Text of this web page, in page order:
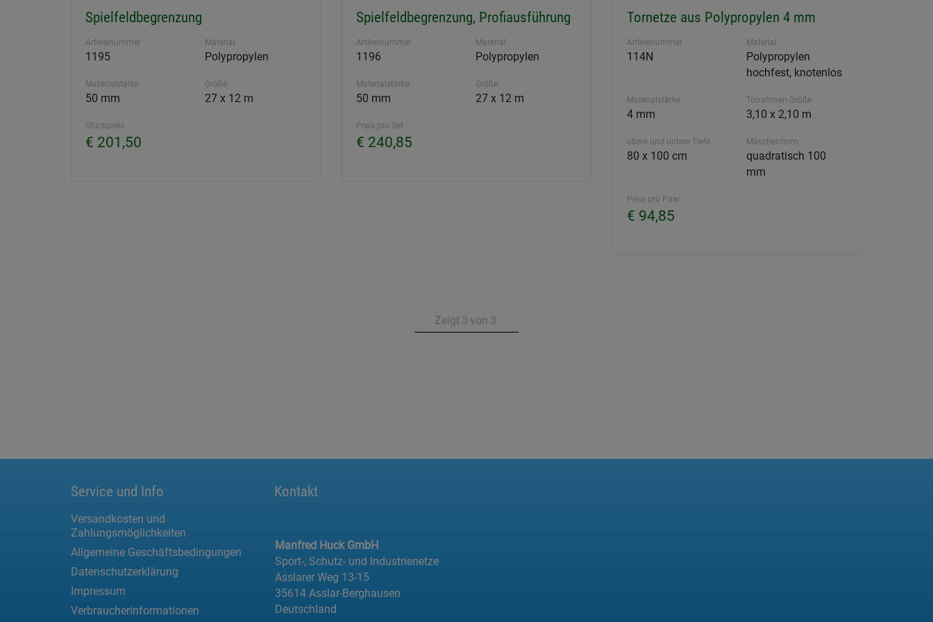
Spielfeldbegrenzung
Artikelnummer
1195
Material
Polypropylen
Materialstärke
50 mm
Größe
27 x 12 m
Stückpreis
€ 201,50
Spielfeldbegrenzung, Profiausführung
Artikelnummer
1196
Material
Polypropylen
Materialstärke
50 mm
Größe
27 x 12 m
Preis pro Set
€ 240,85
Tornetze aus Polypropylen 4 mm
Artikelnummer
114N
Material
Polypropylen
hochfest, knotenlos
Materialstärke
4 mm
Torrahmen-Größe
3,10 x 2,10 m
obere und untere Tiefe
80 x 100 cm
Maschenform
quadratisch 100
mm
Preis pro Paar
€ 94,85
Zeigt 3 von 3
Service und Info
Versandkosten und
Zahlungsmöglichkeiten
Allgemeine Geschäftsbedingungen
Datenschutzerklärung
Impressum
Verbraucherinformationen
Kontakt
Manfred Huck GmbH
Sport-, Schutz- und Industrienetze
Asslarer Weg 13-15
35614 Asslar-Berghausen
Deutschland